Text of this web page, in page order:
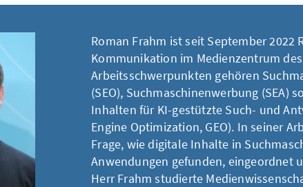
Roman Frahm ist seit September 2022
Kommunikation im Medienzentrum
Arbeitsschwerpunkten gehören
(SEO), Suchmaschinenwerbung (SEA)
Inhalten für KI-gestützte Such- und
Engine Optimization, GEO). In seiner
Frage, wie digitale Inhalte in
Anwendungen gefunden, eingeordnet
Herr Frahm studierte